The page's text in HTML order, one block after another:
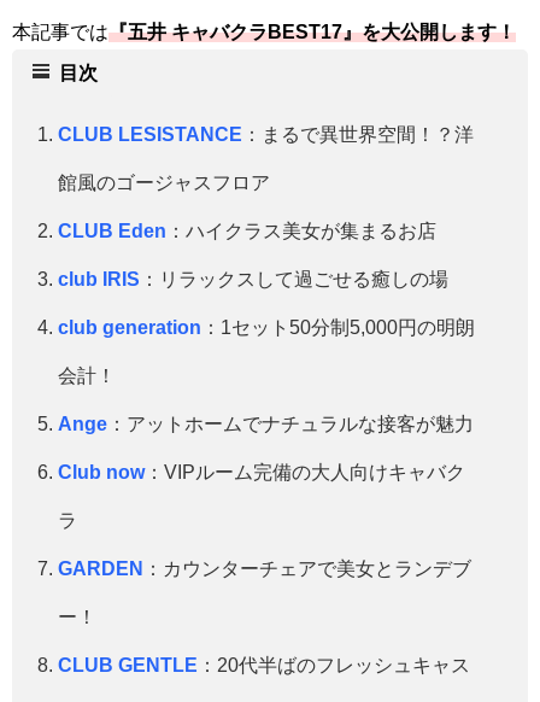
本記事では『五井 キャバクラBEST17』を大公開します！
目次
CLUB LESISTANCE ：まるで異世界空間！？洋
館風のゴージャスフロア
CLUB Eden ：ハイクラス美女が集まるお店
club IRIS ：リラックスして過ごせる癒しの場
club generation ：1セット50分制5,000円の明朗
会計！
Ange ：アットホームでナチュラルな接客が魅力
Club now：VIPルーム完備の大人向けキャバク
ラ
GARDEN ：カウンターチェアで美女とランデブ
ー！
CLUB GENTLE ：20代半ばのフレッシュキャス